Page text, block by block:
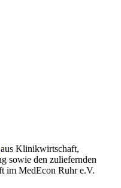
aus Klinikwirtschaft,
sowie den zuliefernden
im MedEcon Ruhr e.V.